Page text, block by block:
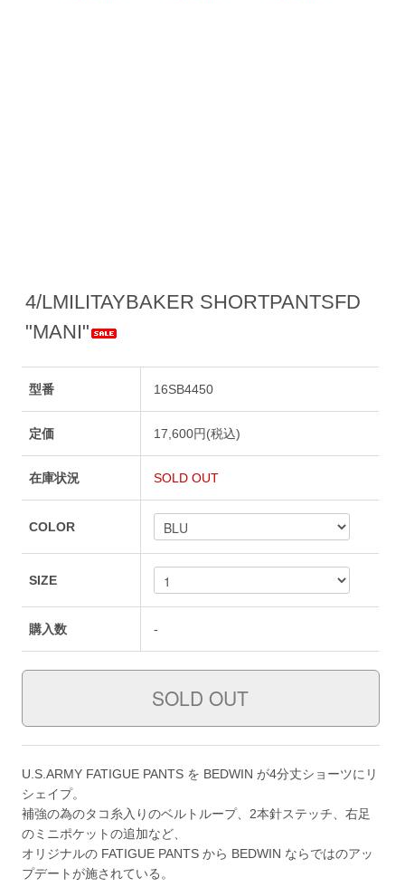
4/LMILITAYBAKER SHORTPANTSFD
"MANI"
型番 16SB4450
定価 17,600円(税込)
在庫状況 SOLD OUT
COLOR
SIZE
購入数 -
U.S.ARMY FATIGUE PANTS を BEDWIN が4分丈ショーツにリ
シェイプ。
補強の為のタコ糸入りのベルトループ、2本針ステッチ、右足
のミニポケットの追加など、
オリジナルの FATIGUE PANTS から BEDWIN ならではのアッ
プデートが施されている。